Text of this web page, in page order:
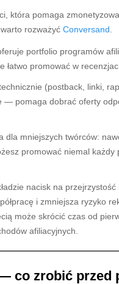
która pomaga
rozważyć Conversand
portfolio programów
łatwo promować w
(postback, linki,
— pomaga dobrać oferty
dla mniejszych twórców:
promować niemal każdy
nacisk na
i zmniejsza ryzyko
może skrócić czas od
afiliacyjnych.
co zrobić przed